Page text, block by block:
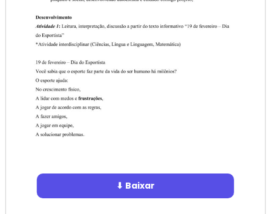
⬇ Baixar